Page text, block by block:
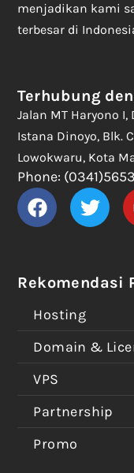
menjadikan kami
terbesar di
Rekomendasi
Hosting
Domain &
VPS
Partnership
Promo
Terhubung
Jalan MT Haryono
Istana Dinoyo, Blk.
Lowokwaru, Kota
Phone: